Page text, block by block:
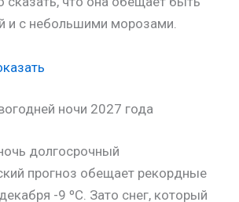
и с небольшими морозами.
ночи 2027 года
долгосрочный
прогноз обещает рекордные
-9 ºС. Зато снег, который